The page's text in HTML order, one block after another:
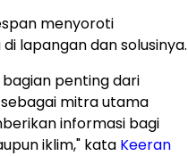
menyoroti
lapangan dan solusinya.
penting dari
mitra utama
informasi bagi
iklim," kata Keeran